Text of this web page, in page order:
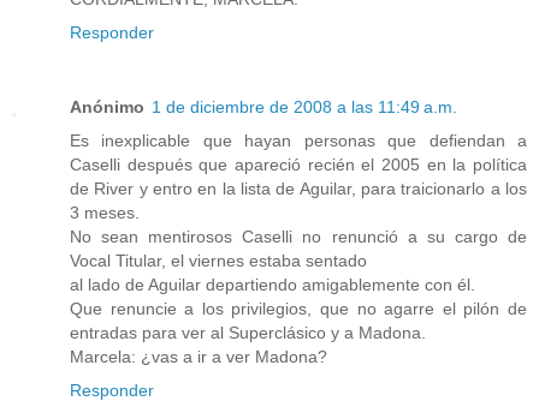
Responder
Anónimo 1 de diciembre de 2008 a las 11:49 a.m.
Es inexplicable que hayan personas que defiendan a
Caselli después que apareció recién el 2005 en la política
de River y entro en la lista de Aguilar, para traicionarlo a los
3 meses.
No sean mentirosos Caselli no renunció a su cargo de
Vocal Titular, el viernes estaba sentado
al lado de Aguilar departiendo amigablemente con él.
Que renuncie a los privilegios, que no agarre el pilón de
entradas para ver al Superclásico y a Madona.
Marcela: ¿vas a ir a ver Madona?
Responder